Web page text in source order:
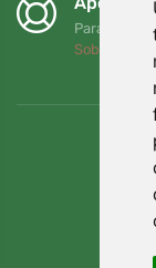
Para cada
Sobre nós